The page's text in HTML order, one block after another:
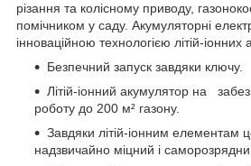
різання та колісному приводу,
помічником у саду. Акумуляторні
інноваційною технологією літій-іонних
Безпечний запуск завдяки ключу.
Літій-іонний акумулятор на
роботу до 200 м² газону.
Завдяки літій-іонним елементам
надзвичайно міцний і